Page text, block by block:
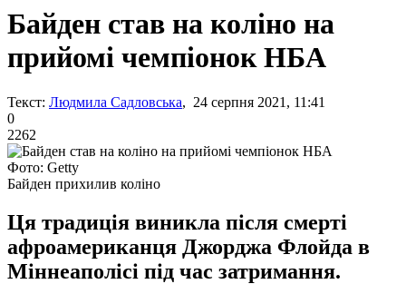
Байден став на коліно на
прийомі чемпіонок НБА
Текст: Людмила Садловська, 24 серпня 2021, 11:41
0
2262
Фото: Getty
Байден прихилив коліно
Ця традиція виникла після смерті
афроамериканця Джорджа Флойда в
Міннеаполісі під час затримання.